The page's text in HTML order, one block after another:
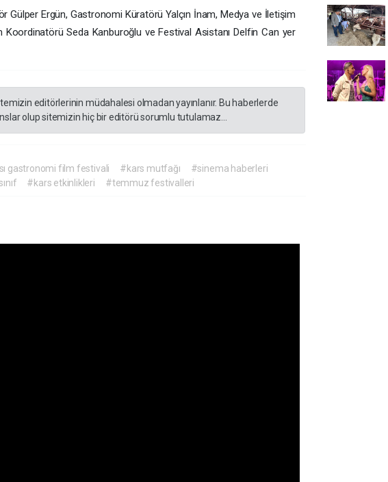
Gülper Ergün, Gastronomi Küratörü Yalçın İnam, Medya ve İletişim
Koordinatörü Seda Kanburoğlu ve Festival Asistanı Delfin Can yer
editörlerinin müdahalesi olmadan yayınlanır. Bu haberlerde
olup sitemizin hiç bir editörü sorumlu tutulamaz...
gastronomi film festivali #kars mutfağı
#sinema haberleri
#kars etkinlikleri #temmuz festivalleri